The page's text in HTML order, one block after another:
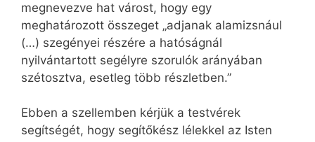
megnevezve hat várost, hogy egy
meghatározott összeget „adjanak alamizsnául
(…) szegényei részére a hatóságnál
nyilvántartott segélyre szorulók arányában
szétosztva, esetleg több részletben.”
Ebben a szellemben kérjük a testvérek
segítségét, hogy segítőkész lélekkel az Isten